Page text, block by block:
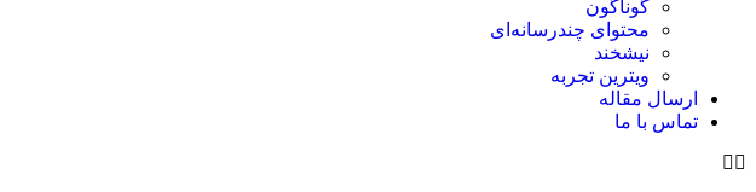
گوناگون
محتوای چندرسانه‌ای
نیشخند
ویترین تجربه
ارسال مقاله
تماس با ما